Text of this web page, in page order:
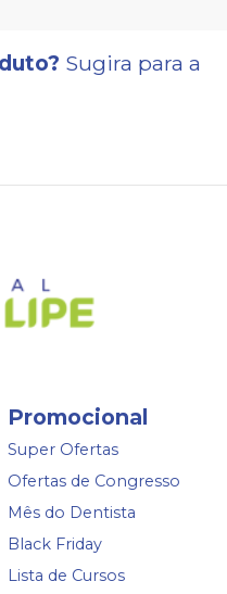
Sugira para a
Promocional
Super Ofertas
Ofertas de Congresso
Mês do Dentista
Black Friday
Lista de Cursos